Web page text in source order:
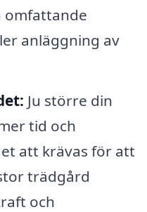
omfattande
anläggning av
Ju större din
tid och
att krävas för att
trädgård
och